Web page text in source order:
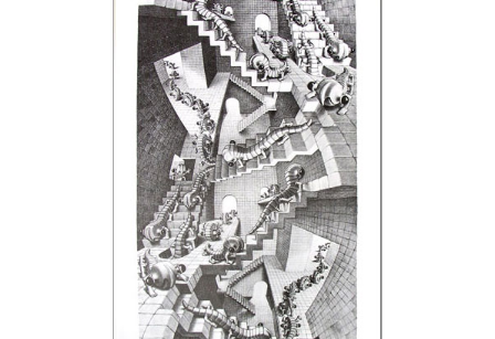
こどもさくひんフレーム
幅広マット付額縁フレーム-展覧会などに-
マット付額縁フレーム-おしゃれな空間に-